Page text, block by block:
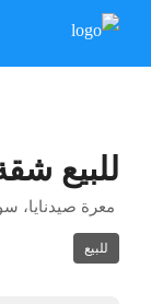
للبيع
معرة صيدنايا،
للبيع